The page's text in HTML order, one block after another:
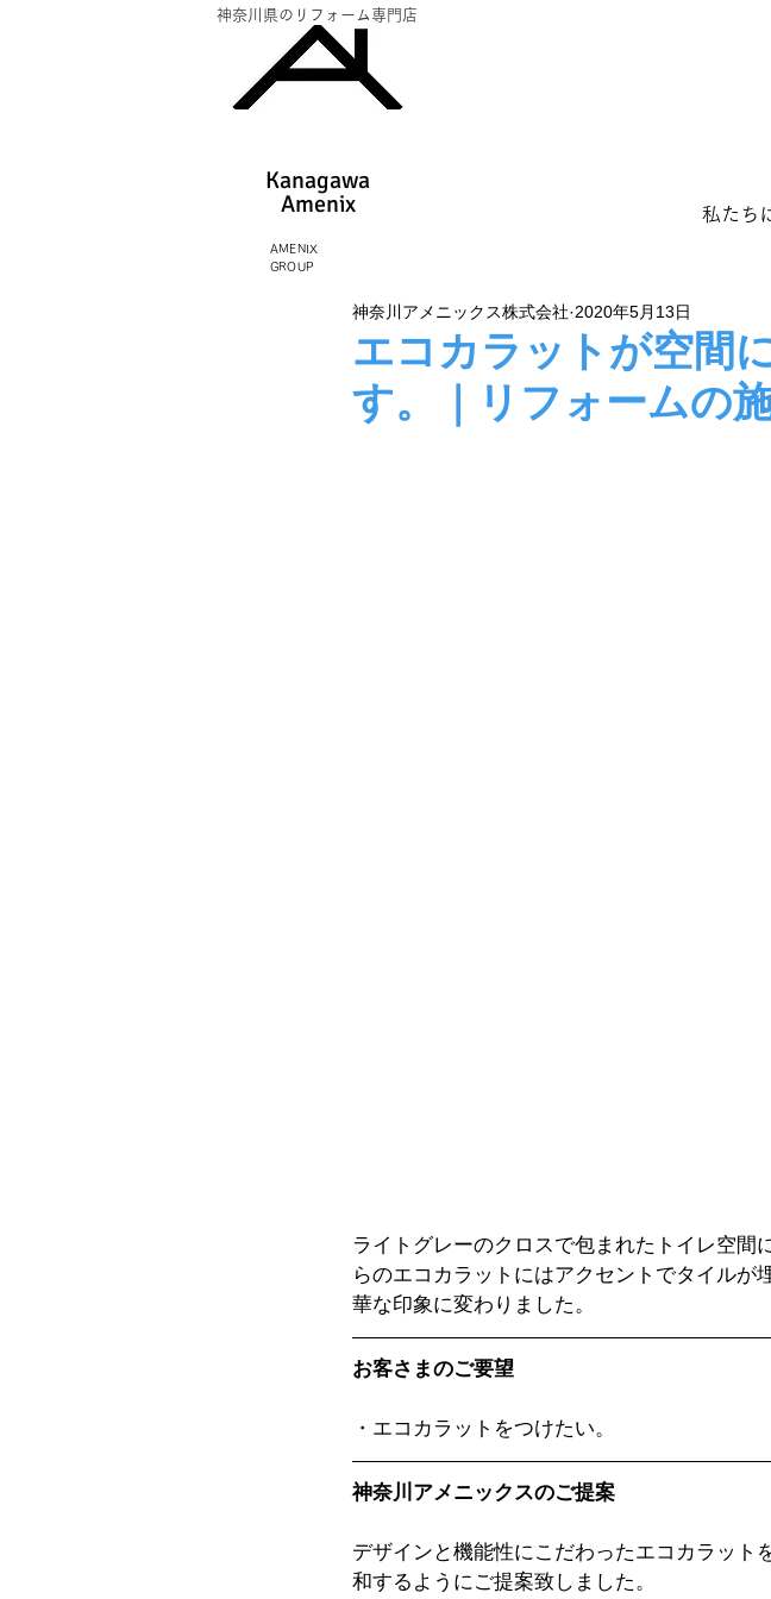
神奈川県のリフォーム専門店
Kanagawa
Amenix​
AMENIX
GROUP
私たち
エコカラットが空間
す。｜リフォームの
神奈川アメニックス株式会社 2020年5月13日
ライトグレーのクロスで包まれたトイレ空間
らのエコカラットにはアクセントでタイル
華な印象に変わりました。
お客さまのご要望
・エコカラットをつけたい。
神奈川アメニックスのご提案
デザインと機能性にこだわったエコカラット
和するようにご提案致しました。